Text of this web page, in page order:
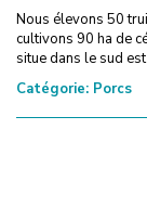
Nous élevons 50
cultivons 90 ha de
situe dans le sud
Catégorie: Porcs